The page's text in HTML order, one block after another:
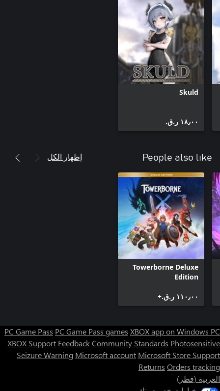
Skuld
١٨٫٠٠ ر.ق.‏
People also like إظهار الكل
Towerborne Deluxe
Edition
١١٠٫٠٠ ر.ق.‏+
PC Game Pass PC Game Pass games XBOX app on Windows PC
XBOX Support FeedbackCommunity Standards Photosensitive
Seizure Warning Microsoft account Microsoft Store Support
Returns Orders tracking
العربية (قطر)